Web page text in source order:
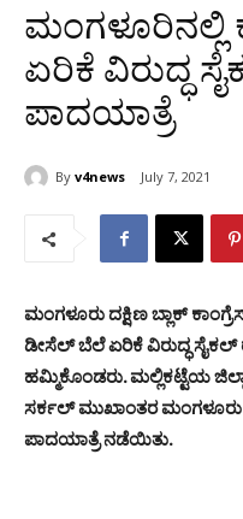
ಮಂಗಳೂರಿನಲ್ಲಿ
ಏರಿಕೆ ವಿರುದ್ಧ
ಪಾದಯಾತ್ರೆ
By v4news July 7, 2021
ಮಂಗಳೂರು ದಕ್ಷಿಣ ಬ್ಲಾಕ್
ಡೀಸೆಲ್ ಬೆಲೆ ಏರಿಕೆ ವಿರುದ್ಧ ಸೈಕಲ್
ಹಮ್ಮಿಕೊಂಡರು. ಮಲ್ಲಿಕಟ್ಟೆಯ
ಸರ್ಕಲ್ ಮುಖಾಂತರ ಮಂಗಳೂರು
ಪಾದಯಾತ್ರೆ ನಡೆಯಿತು.